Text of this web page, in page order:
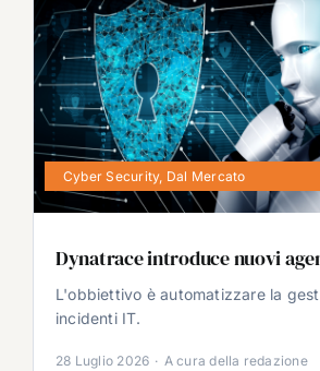
Cyber Security, Dal Mercato
Dynatrace introduce nuovi
L'obbiettivo è automatizzare la
incidenti IT.
28 Luglio 2026 · A cura della redazione